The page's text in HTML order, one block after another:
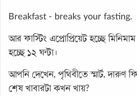
Breakfast - breaks your fasting.
আর ফাস্টিং এপ্রোপ্রিয়েট হচ্ছে
হচ্ছে ১২ ঘন্টা।
আপনি দেখেন, পৃথিবীতে স্মার্ট, দারুণ
শেষ খাবারটা কখন খায়?